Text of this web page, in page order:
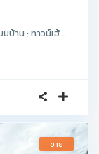
บ้าน : ทาวน์เฮ้ ...
ขาย